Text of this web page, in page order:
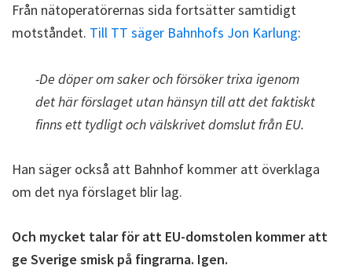
Från nätoperatörernas sida fortsätter samtidigt
motståndet. Till TT säger Bahnhofs Jon Karlung:
-De döper om saker och försöker trixa igenom
det här förslaget utan hänsyn till att det faktiskt
finns ett tydligt och välskrivet domslut från EU.
Han säger också att Bahnhof kommer att överklaga
om det nya förslaget blir lag.
Och mycket talar för att EU-domstolen kommer att
ge Sverige smisk på fingrarna. Igen.